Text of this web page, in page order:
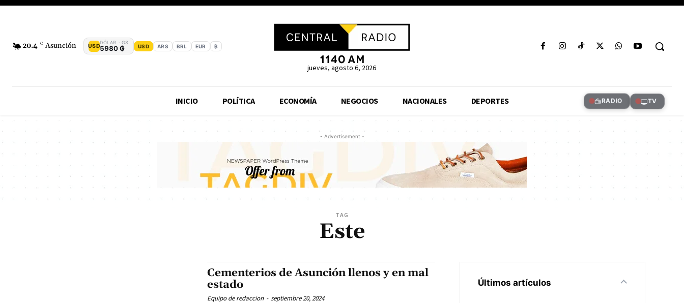
20.4 C Asunción USD
DÓLAR · GS
5980 ₲ USD ARS BRL EUR ₿
jueves, agosto 6, 2026
INICIO POLÍTICA ECONOMÍA NEGOCIOS NACIONALES DEPORTES RADIO TV
- Advertisement -
TAG
Este
Cementerios de Asunción llenos y en mal
estado
Equipo de redaccion - septiembre 20, 2024
Últimos artículos